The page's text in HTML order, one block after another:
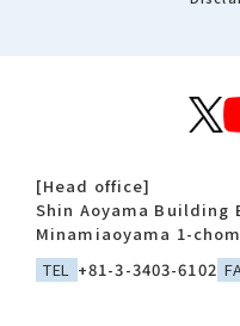
[Head office]
Shin Aoyama Building
Minamiaoyama 1-
TEL +81-3-3403-6102